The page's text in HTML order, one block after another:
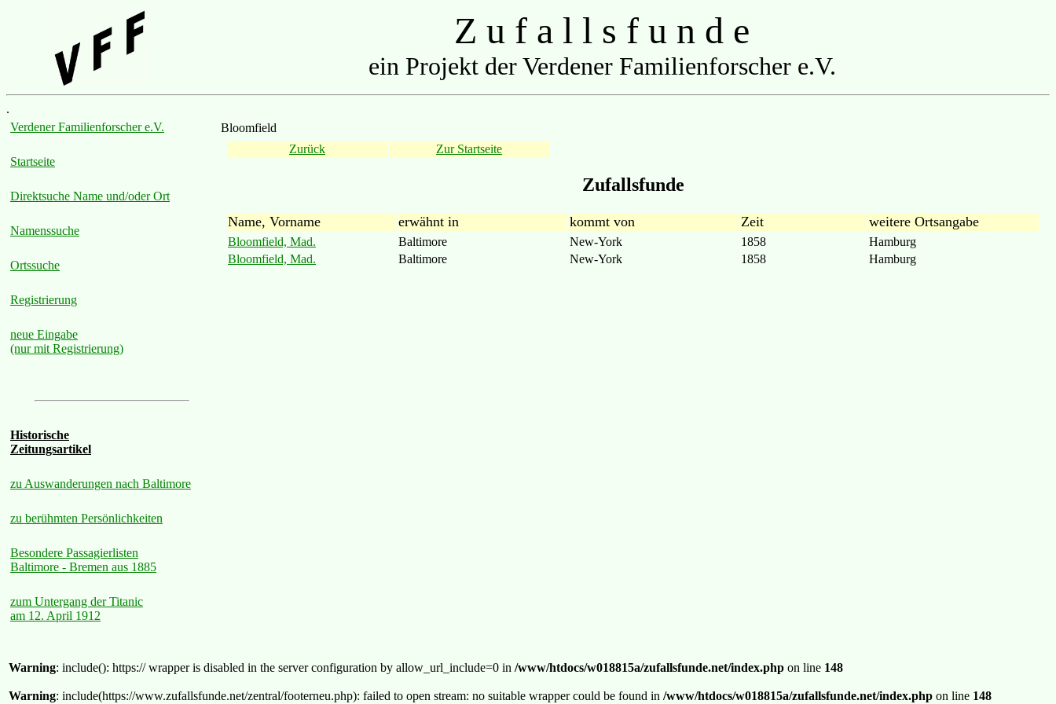
Z u f a l l s f u n d e
ein Projekt der Verdener Familienforscher e.V.
.
Verdener Familienforscher e.V.
Startseite
Direktsuche Name und/oder Ort
Namenssuche
Ortssuche
Registrierung
neue Eingabe
(nur mit Registrierung)
Historische
Zeitungsartikel
zu Auswanderungen nach Baltimore
zu berühmten Persönlichkeiten
Besondere Passagierlisten
Baltimore - Bremen aus 1885
zum Untergang der Titanic
am 12. April 1912
Bloomfield
Zurück
Zur Startseite
Zufallsfunde
Name, Vorname erwähnt in kommt von Zeit weitere Ortsangabe
Bloomfield, Mad. Baltimore New-York 1858
Hamburg
Bloomfield, Mad.
Baltimore New-York 1858 Hamburg
Warning: include(): https:// wrapper is disabled in the server configuration by allow_url_include=0 in /www/htdocs/w018815a/zufallsfunde.net/index.php on line 148
Warning: include(https://www.zufallsfunde.net/zentral/footerneu.php): failed to open stream: no suitable wrapper could be found in /www/htdocs/w018815a/zufallsfunde.net/index.php on line 148